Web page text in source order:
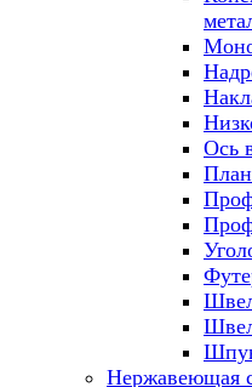
Ось
Нержавеющая